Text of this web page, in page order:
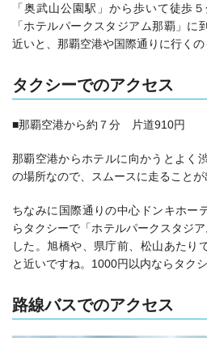
「奥武山公園駅」から歩いて徒歩
「ホテルパークスタジアム那覇」
近いと、那覇空港や国際通りに行くの
タクシーでのアクセス
■那覇空港から約７分 片道910円
那覇空港からホテルに向かうとよく
の場所なので、スムースに走ることが
ちなみに国際通りの中心ドンキホー
らタクシーで「ホテルパークスタジ
した。旭橋や、県庁前、松山あたり
と近いですね。1000円以内ならタク
路線バスでのアクセス